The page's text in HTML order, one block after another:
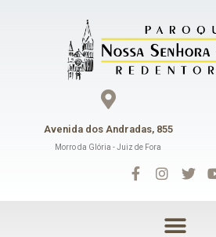
Avenida dos Andradas, 855
Morro da Glória - Juiz de Fora